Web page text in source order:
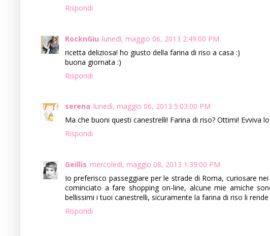
Rispondi
RocknGiu lunedì, maggio 06, 2013 2:49:00 PM
ricetta deliziosa! ho giusto della farina di riso a casa :)
buona giornata :)
Rispondi
serena lunedì, maggio 06, 2013 5:03:00 PM
Ma che buoni questi canestrelli! Farina di riso? Ottimi! Evviva
Rispondi
Geillis mercoledì, maggio 08, 2013 1:39:00 PM
Io preferisco passeggiare per le strade di Roma, curiosare
cominciato a fare shopping on-line, alcune mie amiche
bellissimi i tuoi canestrelli, sicuramente la farina di riso li
Rispondi